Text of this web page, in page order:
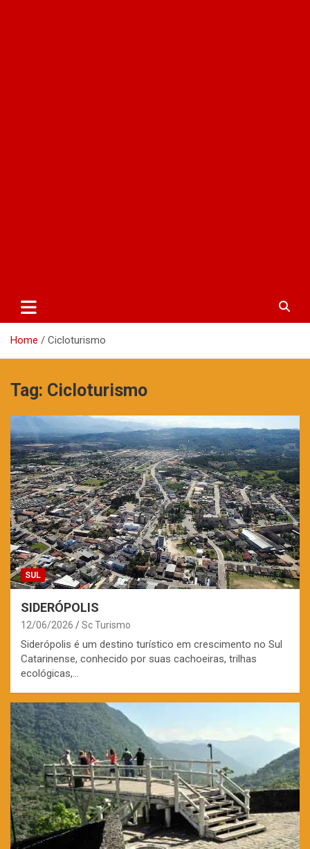
Home Cicloturismo
Tag: Cicloturismo
SUL
SIDERÓPOLIS
12/06/2026 Sc Turismo
Siderópolis é um destino turístico em crescimento no Sul
Catarinense, conhecido por suas cachoeiras, trilhas
ecológicas,…